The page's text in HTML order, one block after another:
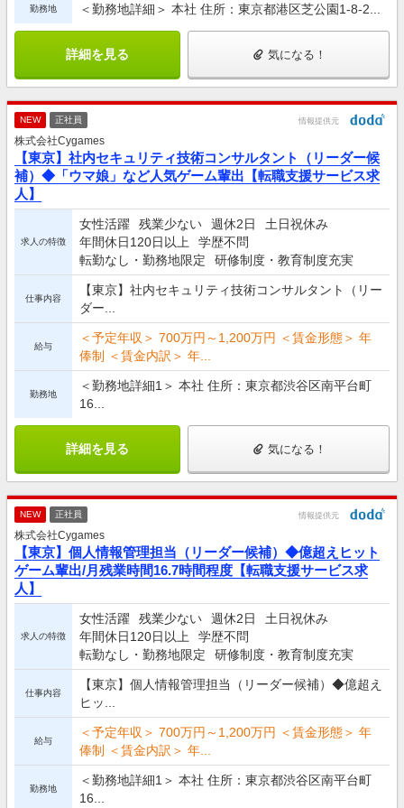
勤務地 ＜勤務地詳細＞ 本社 住所：東京都港区芝公園1-8-2...
詳細を見る 気になる！
NEW 正社員 情報提供元
株式会社Cygames
【東京】社内セキュリティ技術コンサルタント（リーダー候
補）◆「ウマ娘」など人気ゲーム輩出【転職支援サービス求
人】
求人の特徴
女性活躍 残業少ない 週休2日
土日祝休み
年間休日120日以上
学歴不問
転勤なし・勤務地限定
研修制度・教育制度充実
仕事内容
【東京】社内セキュリティ技術コンサルタント（リー
ダー...
給与
＜予定年収＞ 700万円～1,200万円 ＜賃金形態＞ 年
俸制 ＜賃金内訳＞ 年...
勤務地
＜勤務地詳細1＞ 本社 住所：東京都渋谷区南平台町
16...
詳細を見る 気になる！
NEW 正社員 情報提供元
株式会社Cygames
【東京】個人情報管理担当（リーダー候補）◆億超えヒット
ゲーム輩出/月残業時間16.7時間程度【転職支援サービス求
人】
求人の特徴
女性活躍 残業少ない 週休2日
土日祝休み
年間休日120日以上
学歴不問
転勤なし・勤務地限定
研修制度・教育制度充実
仕事内容
【東京】個人情報管理担当（リーダー候補）◆億超え
ヒッ...
給与
＜予定年収＞ 700万円～1,200万円 ＜賃金形態＞ 年
俸制 ＜賃金内訳＞ 年...
勤務地
＜勤務地詳細1＞ 本社 住所：東京都渋谷区南平台町
16...